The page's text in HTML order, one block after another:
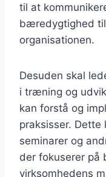
til at
bæredygtighed
organisationen.
Desuden skal
i træning og
kan forstå og
praksisser.
seminarer og
der fokuserer
virksomhedens